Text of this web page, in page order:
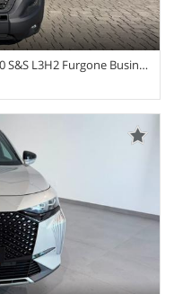
L3H2 Furgone Business
Rubino metallizzato • 4
Passeggero •
• Bracciolo • Chiusura
• ESP • Filtro
• Park Distance
guida regolabile
regolabile
• Specchietti